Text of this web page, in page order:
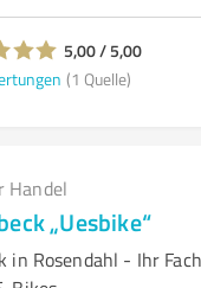
5,00 / 5,00
(1 Quelle)
Handel
„Uesbike“
in Rosendahl - Ihr